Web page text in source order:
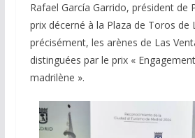
Rafael García Garrido, président de
prix décerné à la Plaza de Toros de
précisément, les arènes de Las
distinguées par le prix «
madrilène ».